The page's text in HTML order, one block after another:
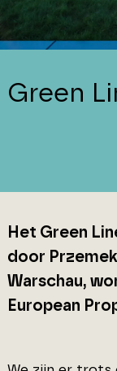
Green
Het Green
door
Warschau,
European